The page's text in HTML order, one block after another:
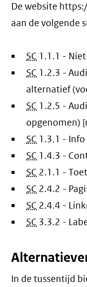
De website
aan de volgende
SC 1.1.1 -
SC 1.2.3 -
alternatief
SC 1.2.5 -
opgenomen)
SC 1.3.1 -
SC 1.4.3 -
SC 2.1.1 -
SC 2.4.2 -
SC 2.4.4 -
SC 3.3.2 -
In de tussentijd